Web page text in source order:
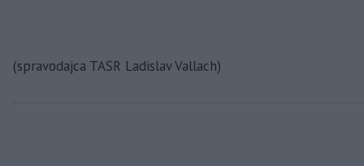
(spravodajca TASR Ladislav Vallach)